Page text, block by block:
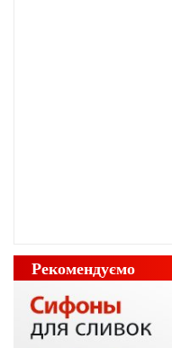
Рекомендуємо